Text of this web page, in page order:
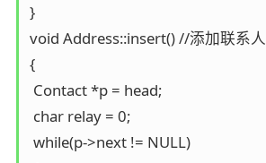
}
void Address::insert() //添加联系人
{
Contact *p = head;
char relay = 0;
while(p->next != NULL)